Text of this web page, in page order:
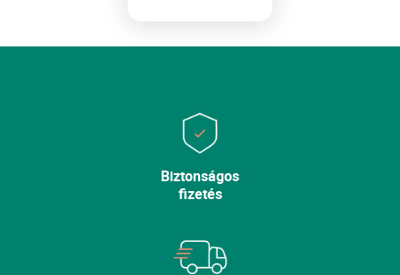
Biztonságos
fizetés